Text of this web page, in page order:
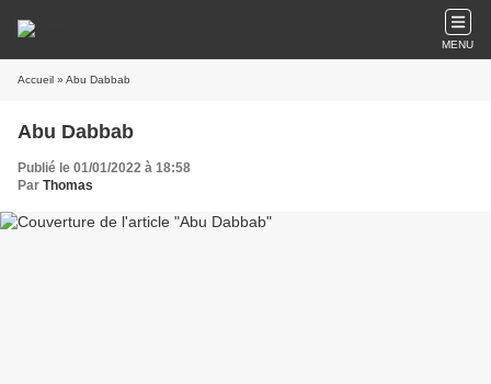
MENU
Accueil » Abu Dabbab
Abu Dabbab
Publié le 01/01/2022 à 18:58
Par Thomas